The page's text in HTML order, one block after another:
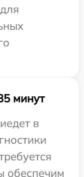
минут
в
обеспечим